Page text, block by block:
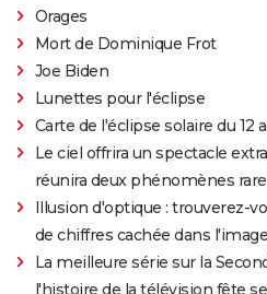
Orages
Mort de Dominique Frot
Joe Biden
Lunettes pour l'éclipse
Carte de l'éclipse solaire du 12
Le ciel offrira un spectacle
réunira deux phénomènes
Illusion d'optique : trouverez-
de chiffres cachée dans
La meilleure série sur la
l'histoire de la télévision fête